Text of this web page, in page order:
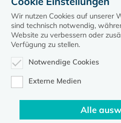
Mitgliederversammlung
Wir nutzen Cookies auf unserer
sind technisch notwendig,
Website zu verbessern oder
Verfügung zu stellen.
Notwendige Cookies
Externe Medien
Alle